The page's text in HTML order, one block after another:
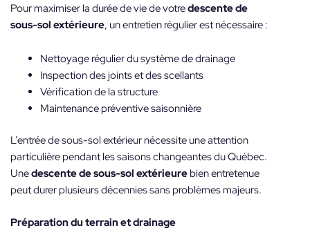
Pour maximiser la durée de vie de votredescente de
sous-sol extérieure, un entretien régulier est nécessaire :
Nettoyage régulier du système de drainage
Inspection des joints et des scellants
Vérification de la structure
Maintenance préventive saisonnière
L’entrée de sous-sol extérieur nécessite une attention
particulière pendant les saisons changeantes du Québec.
Unedescente de sous-sol extérieurebien entretenue
peut durer plusieurs décennies sans problèmes majeurs.
Préparation du terrain et drainage